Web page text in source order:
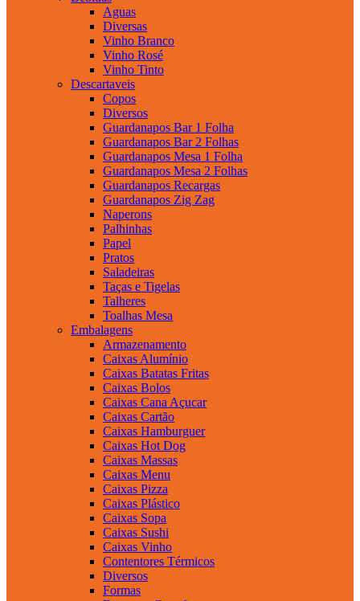
Aguas
Diversas
Vinho Branco
Vinho Rosé
Vinho Tinto
Descartaveis
Copos
Diversos
Guardanapos Bar 1 Folha
Guardanapos Bar 2 Folhas
Guardanapos Mesa 1 Folha
Guardanapos Mesa 2 Folhas
Guardanapos Recargas
Guardanapos Zig Zag
Naperons
Palhinhas
Papel
Pratos
Saladeiras
Taças e Tigelas
Talheres
Toalhas Mesa
Embalagens
Armazenamento
Caixas Alumínio
Caixas Batatas Fritas
Caixas Bolos
Caixas Cana Açucar
Caixas Cartão
Caixas Hamburguer
Caixas Hot Dog
Caixas Massas
Caixas Menu
Caixas Pizza
Caixas Plástico
Caixas Sopa
Caixas Sushi
Caixas Vinho
Contentores Térmicos
Diversos
Formas